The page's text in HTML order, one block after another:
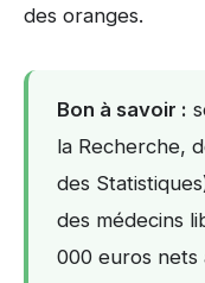
des oranges.
Bon à savoir :
la Recherche,
des
des médecins
000 euros nets